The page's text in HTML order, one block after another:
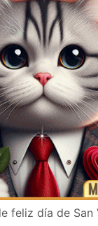
feliz día de San